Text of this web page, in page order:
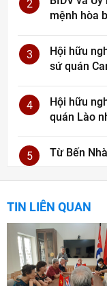
2
mệnh hòa
3
Hội hữu
sứ quán
4
Hội hữu
quán Lào
5 Từ Bến
TIN LIÊN QUAN